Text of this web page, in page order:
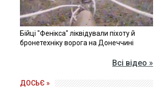
Бійці "Фенікса" ліквідували піхоту й
бронетехніку ворога на Донеччині
Всі відео »
ДОСЬЄ »